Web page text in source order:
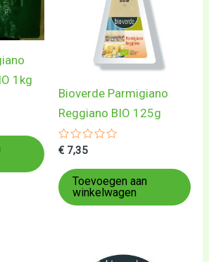
1kg
Bioverde Parmigiano
Reggiano BIO 125g
Gewaardeerd
uit
5
€ 7,35
Toevoegen aan
winkelwagen